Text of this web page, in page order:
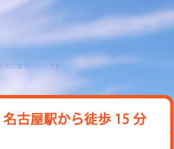
のご説明ページです